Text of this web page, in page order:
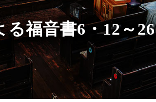
る福音書6・12～26